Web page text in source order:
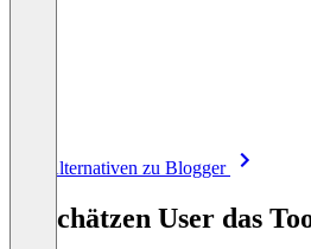
Alle Alternativen zu Blogger
So schätzen User das